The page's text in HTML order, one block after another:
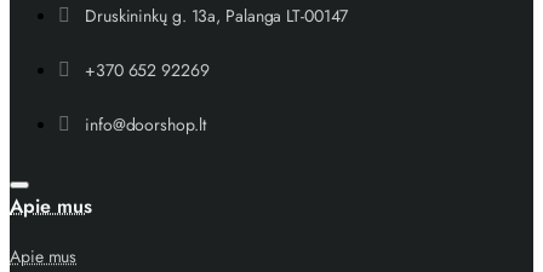
Druskininkų g. 13a, Palanga LT-00147
+370 652 92269
info@doorshop.lt
Apie mus
Apie mus